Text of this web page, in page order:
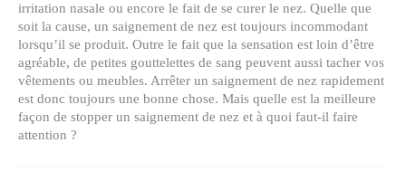
irritation nasale ou encore le fait de se curer le nez. Quelle que
soit la cause, un saignement de nez est toujours incommodant
lorsqu’il se produit. Outre le fait que la sensation est loin d’être
agréable, de petites gouttelettes de sang peuvent aussi tacher vos
vêtements ou meubles. Arrêter un saignement de nez rapidement
est donc toujours une bonne chose. Mais quelle est la meilleure
façon de stopper un saignement de nez et à quoi faut-il faire
attention ?